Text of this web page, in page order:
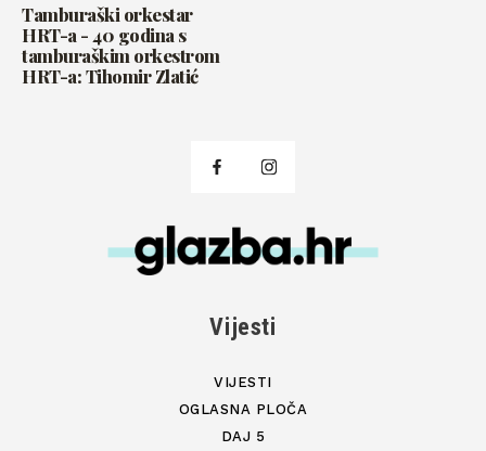
Tamburaški orkestar
HRT-a - 40 godina s
tamburaškim orkestrom
HRT-a: Tihomir Zlatić
Vijesti
VIJESTI
OGLASNA PLOČA
DAJ 5